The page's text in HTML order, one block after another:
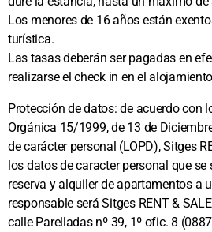
Los menores de 16 años están
turística.
Las tasas deberán ser pagadas en
realizarse el check in en el
Protección de datos: de acuerdo con
Orgánica 15/1999, de 13 de
de carácter personal (LOPD), Sitges
los datos de caracter personal que
reserva y alquiler de apartamentos a
responsable será Sitges RENT &
calle Parelladas nº 39, 1º ofic. 8